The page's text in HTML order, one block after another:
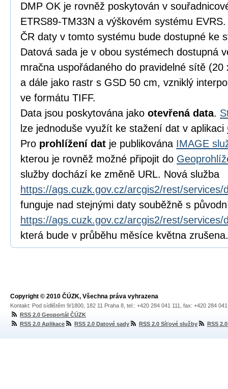
DMP OK je rovněž poskytován v
ETRS89-TM33N a výškovém systému
ČR daty v tomto systému bude dostupné ke
Datová sada je v obou systémech dostupná
mračna uspořádaného do pravidelné sítě
a dále jako rastr s GSD 50 cm, vzniklý
ve formátu TIFF.
Data jsou poskytována jako otevřená data.
lze jednoduše využít ke stažení dat v aplikaci
Pro prohlížení dat je publikována IMAGE
kterou je rovněž možné připojit do
služby dochází ke změně URL. Nová služba
https://ags.cuzk.gov.cz/arcgis2/rest/services/
funguje nad stejnými daty souběžně s
https://ags.cuzk.gov.cz/arcgis2/rest/
která bude v průběhu měsíce května zrušena.
Copyright © 2010 ČÚZK, Všechna práva vyhrazena
Kontakt: Pod sídlištěm 9/1800, 182 11 Praha 8, tel.: +420 284 041 111, fax: +420 284
RSS 2.0 Geoportál ČÚZK
RSS 2.0 Aplikace
RSS 2.0 Datové sady RSS 2.0 Síťové služby RSS